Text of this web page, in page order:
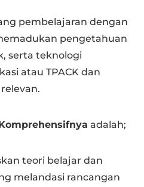
pembelajaran dengan
pengetahuan
serta teknologi
atau TPACK dan
adalah;
teori belajar dan
melandasi rancangan